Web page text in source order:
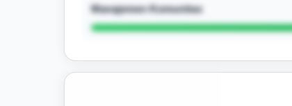
Manajemen Komunitas